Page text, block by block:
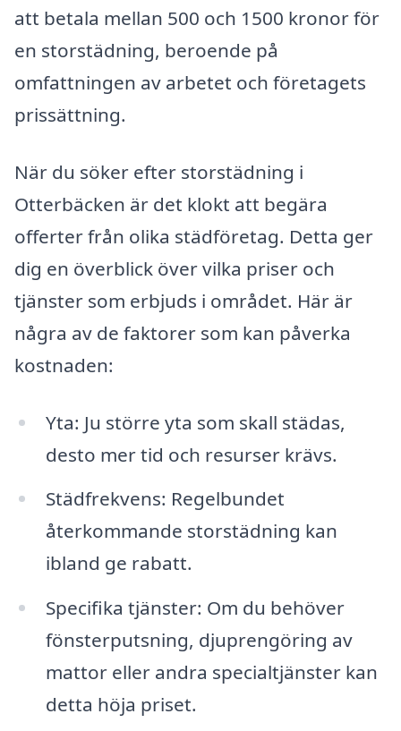
att betala mellan 500 och 1500 kronor för
en storstädning, beroende på
omfattningen av arbetet och företagets
prissättning.
När du söker efter storstädning i
Otterbäcken är det klokt att begära
offerter från olika städföretag. Detta ger
dig en överblick över vilka priser och
tjänster som erbjuds i området. Här är
några av de faktorer som kan påverka
kostnaden:
Yta: Ju större yta som skall städas,
desto mer tid och resurser krävs.
Städfrekvens: Regelbundet
återkommande storstädning kan
ibland ge rabatt.
Specifika tjänster: Om du behöver
fönsterputsning, djuprengöring av
mattor eller andra specialtjänster kan
detta höja priset.